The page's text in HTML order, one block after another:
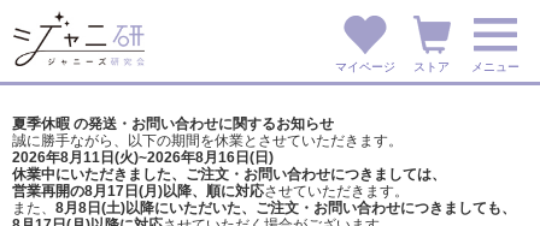
マイページ ストア メニュー
夏季休暇 の発送・お問い合わせに関するお知らせ
誠に勝手ながら、以下の期間を休業とさせていただきます。
2026年8月11日(火)~2026年8月16日(日)
休業中にいただきました、ご注文・お問い合わせにつきましては、
営業再開の8月17日(月)以降、順に対応させていただきます。
また、 8月8日(土)以降にいただいた、ご注文・ お問い合わせにつきましても、